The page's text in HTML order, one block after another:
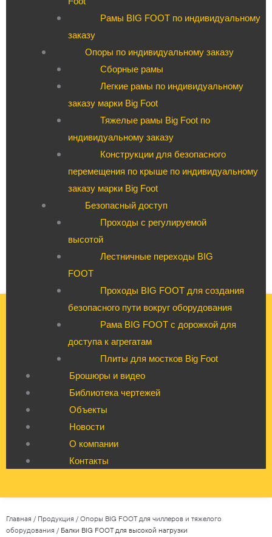
Рамы BIG FOOT по индивидуальному
заказу
Опоры по индивидуальному заказу
Сборные рамы
Легкие рамы по индивидуальному
заказу марки Big Foot
Тяжелые рамы Big Foot по
индивидуальному заказу
Конструкции для безопасного
перемещения по крыше по индивидуальному
заказу марки Big Foot
Безопасный доступ
Проходы с регулируемой
высотой
Лестничные переходы BIG
FOOT
Проходы BIG FOOT для создания
безопасного пути вокруг оборудования
Рама BIG FOOT с дорожкой для
доступа к агрегатам
Плиты для мостков Big Foot
Брошюры и видео
Библиотека чертежей
Объекты
Новости
О компании
Контакты
Главная / Продукция / Опоры BIG FOOT для чиллеров и тяжелого
оборудования / Балки BIG FOOT для высокой нагрузки